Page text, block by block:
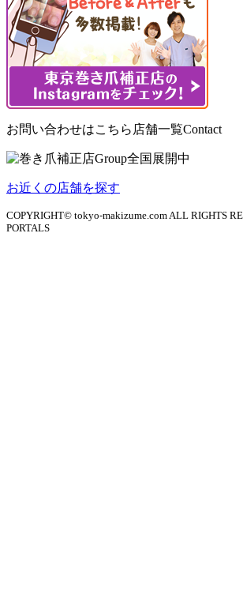
お問い合わせはこちら 店舗一覧Contact
お近くの店舗を探す
COPYRIGHT© tokyo-makizume.com ALL RIGHTS
PORTALS